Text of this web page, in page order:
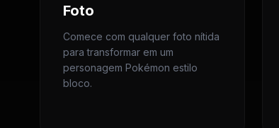
Foto
Comece com qualquer foto nítida
para transformar em um
personagem Pokémon estilo
bloco.